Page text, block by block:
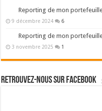
Reporting de mon
9 décembre 2024 6
Reporting de mon
3 novembre 2025 1
Retrouvez-nous sur Facebook